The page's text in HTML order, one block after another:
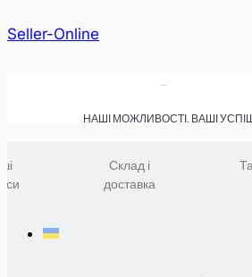
Seller-Online
НАШІ МОЖЛИВОСТІ. ВАШІ
Склад і
доставка